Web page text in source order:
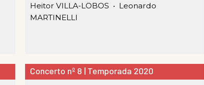
Heitor VILLA-LOBOS • Leonardo
MARTINELLI
Concerto nº 8 | Temporada 2020